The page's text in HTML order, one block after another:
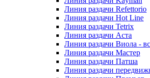
Линия раздачи Refettorio
Линия раздачи Hot Line
Линия раздачи Tetrix
Линия раздачи Аста
Линия раздачи Виола -
Линия раздачи Мастер
Линия раздачи Патша
Линия раздачи